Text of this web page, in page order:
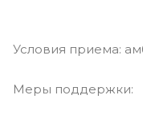
Условия приема:
Меры поддержки: